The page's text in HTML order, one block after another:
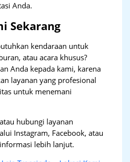
Anda.
Sekarang
kendaraan untuk
atau acara khusus?
Anda kepada kami, karena
layanan yang profesional
untuk menemani
hubungi layanan
Instagram, Facebook, atau
lebih lanjut.